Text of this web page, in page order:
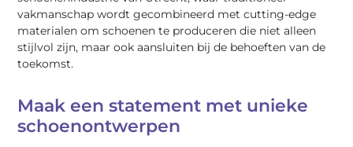
vakmanschap wordt gecombineerd met cutting-edge
materialen om schoenen te produceren die niet alleen
stijlvol zijn, maar ook aansluiten bij de behoeften van de
toekomst.
Maak een statement met unieke
schoenontwerpen